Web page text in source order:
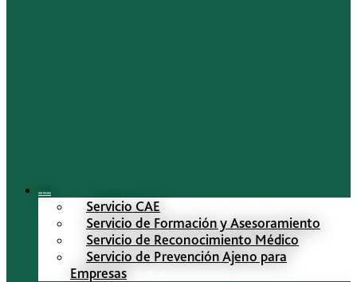
Servicios
Servicio CAE
Servicio de Formación y Asesoramiento
Servicio de Reconocimiento Médico
Servicio de Prevención Ajeno para
Empresas